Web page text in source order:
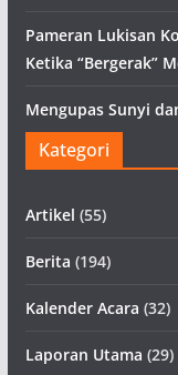
Pameran Lukisan
Ketika “Bergerak”
Mengupas Sunyi
Kategori
Artikel (55)
Berita (194)
Kalender Acara (32)
Laporan Utama (29)